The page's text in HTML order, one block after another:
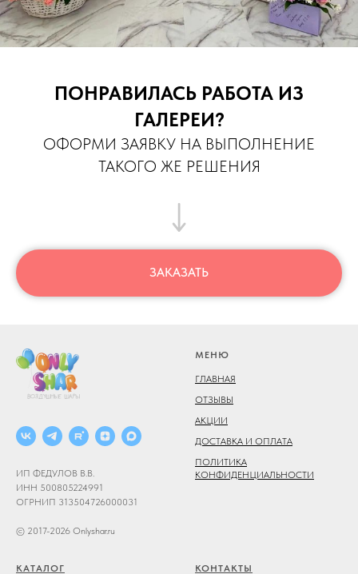
ПОНРАВИЛАСЬ РАБОТА ИЗ
ГАЛЕРЕИ?
ОФОРМИ ЗАЯВКУ НА ВЫПОЛНЕНИЕ
ТАКОГО ЖЕ РЕШЕНИЯ
ЗАКАЗАТЬ
ИП ФЕДУЛОВ В.В.
ИНН 500805224991
ОГРНИП 313504726000031
© 2017-2026 Onlyshar.ru
МЕНЮ
ГЛАВНАЯ
ОТЗЫВЫ
АКЦИИ
ДОСТАВКА И ОПЛАТА
ПОЛИТИКА
КОНФИДЕНЦИАЛЬНОСТИ
КАТАЛОГ КОНТАКТЫ